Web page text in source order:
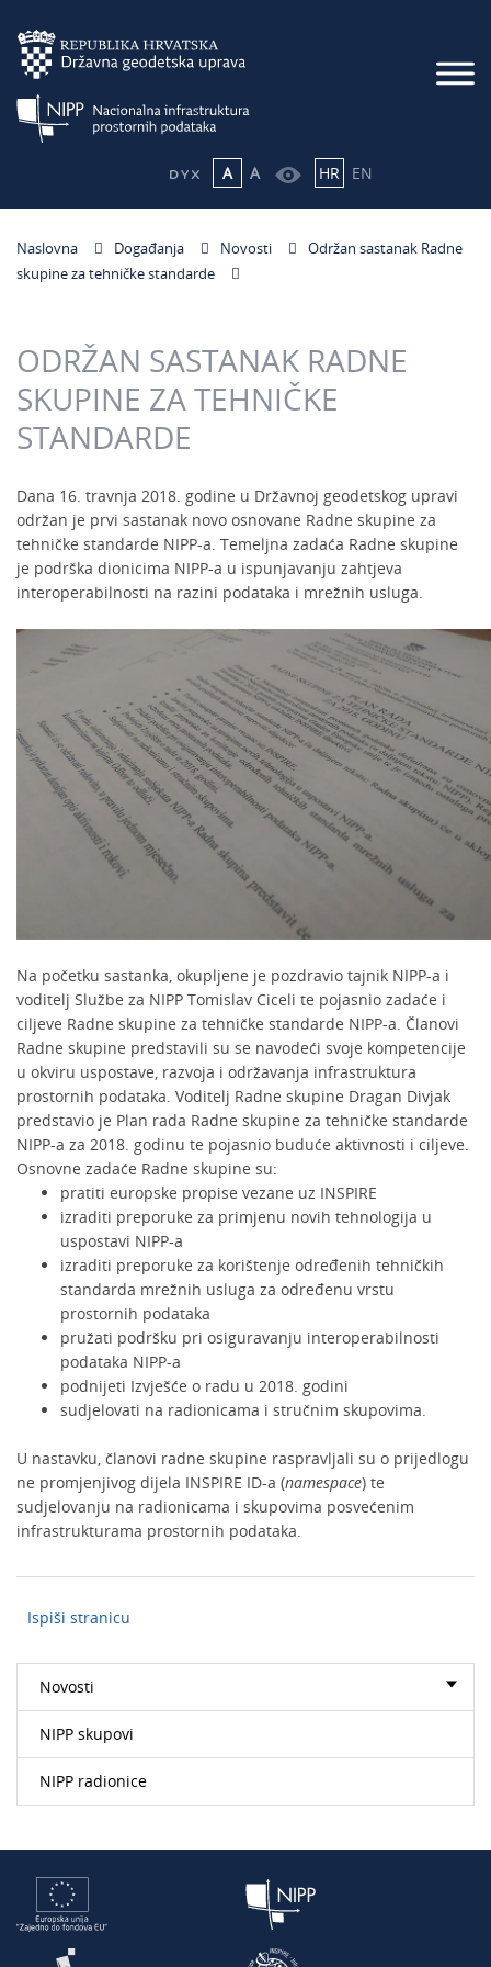
A A HR EN
Naslovna Događanja Novosti
Održan sastanak Radne
skupine za tehničke standarde
ODRŽAN SASTANAK RADNE
SKUPINE ZA TEHNIČKE
STANDARDE
Dana 16. travnja 2018. godine u Državnoj geodetskog upravi
održan je prvi sastanak novo osnovane Radne skupine za
tehničke standarde NIPP-a. Temeljna zadaća Radne skupine
je podrška dionicima NIPP-a u ispunjavanju zahtjeva
interoperabilnosti na razini podataka i mrežnih usluga.
Na početku sastanka, okupljene je pozdravio tajnik NIPP-a i
voditelj Službe za NIPP Tomislav Ciceli te pojasnio zadaće i
ciljeve Radne skupine za tehničke standarde NIPP-a. Članovi
Radne skupine predstavili su se navodeći svoje kompetencije
u okviru uspostave, razvoja i održavanja infrastruktura
prostornih podataka. Voditelj Radne skupine Dragan Divjak
predstavio je Plan rada Radne skupine za tehničke standarde
NIPP-a za 2018. godinu te pojasnio buduće aktivnosti i ciljeve.
Osnovne zadaće Radne skupine su:
pratiti europske propise vezane uz INSPIRE
izraditi preporuke za primjenu novih tehnologija u
uspostavi NIPP-a
izraditi preporuke za korištenje određenih tehničkih
standarda mrežnih usluga za određenu vrstu
prostornih podataka
pružati podršku pri osiguravanju interoperabilnosti
podataka NIPP-a
podnijeti Izvješće o radu u 2018. godini
sudjelovati na radionicama i stručnim skupovima.
U nastavku, članovi radne skupine raspravljali su o prijedlogu
ne promjenjivog dijela INSPIRE ID-a (namespace) te
sudjelovanju na radionicama i skupovima posvećenim
infrastrukturama prostornih podataka.
Ispiši stranicu
Novosti
NIPP skupovi
NIPP radionice